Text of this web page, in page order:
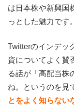
は日本株や新興国
っとした魅力です。
Twitterのインデッ
資についてよく賛
る話が「高配当株
ね。というのを見
とをよく知らない